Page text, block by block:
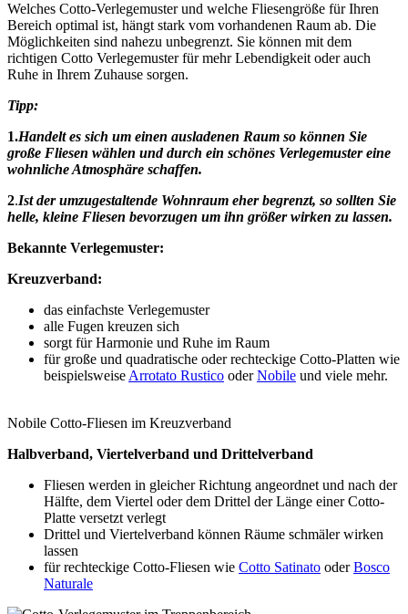
Welches Cotto-Verlegemuster und welche Fliesengröße für Ihren
Bereich optimal ist, hängt stark vom vorhandenen Raum ab. Die
Möglichkeiten sind nahezu unbegrenzt. Sie können mit dem
richtigen Cotto Verlegemuster für mehr Lebendigkeit oder auch
Ruhe in Ihrem Zuhause sorgen.
Tipp:
1.Handelt es sich um einen ausladenen Raum so können Sie
große Fliesen wählen und durch ein schönes Verlegemuster eine
wohnliche Atmosphäre schaffen.
2.Ist der umzugestaltende Wohnraum eher begrenzt, so sollten Sie
helle, kleine Fliesen bevorzugen um ihn größer wirken zu lassen.
Bekannte Verlegemuster:
Kreuzverband:
das einfachste Verlegemuster
alle Fugen kreuzen sich
sorgt für Harmonie und Ruhe im Raum
für große und quadratische oder rechteckige Cotto-Platten wie
beispielsweise Arrotato Rustico oderNobile und viele mehr.
Nobile Cotto-Fliesen im Kreuzverband
Halbverband, Viertelverband und Drittelverband
Fliesen werden in gleicher Richtung angeordnet und nach der
Hälfte, dem Viertel oder dem Drittel der Länge einer Cotto-
Platte versetzt verlegt
Drittel und Viertelverband können Räume schmäler wirken
lassen
für rechteckige Cotto-Fliesen wie Cotto Satinato oderBosco
Naturale